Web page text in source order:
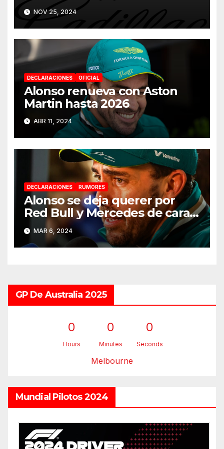
partir de 2026
NOV 25, 2024
DECLARACIONES OFICIAL
Alonso renueva con Aston
Martin hasta 2026
ABR 11, 2024
DECLARACIONES RUMORES
Alonso se deja querer por
Red Bull y Mercedes de cara a
2025
MAR 6, 2024
GP De Australia 2025
0
Hours
0
Minutes
0
Seconds
Melbourne
Mundial Pilotos 2024